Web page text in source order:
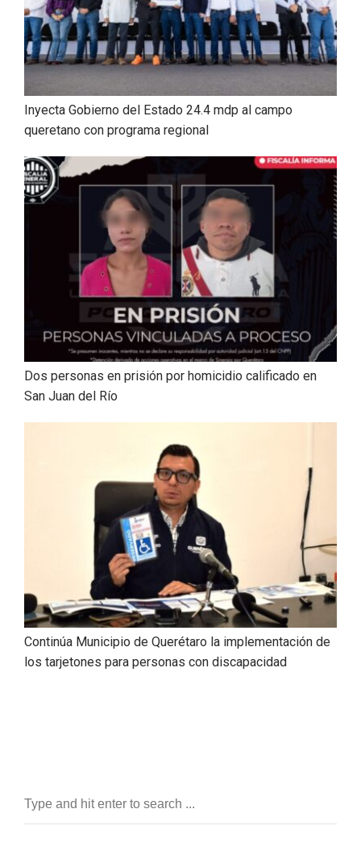
Inyecta Gobierno del Estado 24.4 mdp al campo
queretano con programa regional
Dos personas en prisión por homicidio calificado en
San Juan del Río
Continúa Municipio de Querétaro la implementación de
los tarjetones para personas con discapacidad